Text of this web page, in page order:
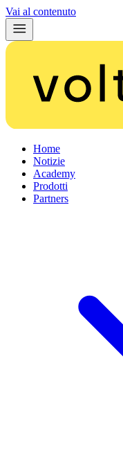
Vai al contenuto
Home
Notizie
Academy
Prodotti
Partners